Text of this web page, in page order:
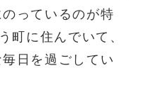
っているのが特
町に住んでいて、
日を過ごしてい